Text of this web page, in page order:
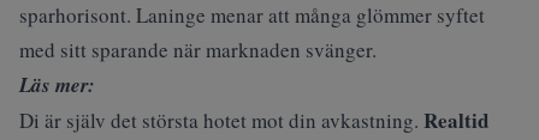
sparhorisont. Laninge menar att många glömmer syftet
med sitt sparande när marknaden svänger.
Läs mer:
Di är själv det största hotet mot din avkastning. Realtid